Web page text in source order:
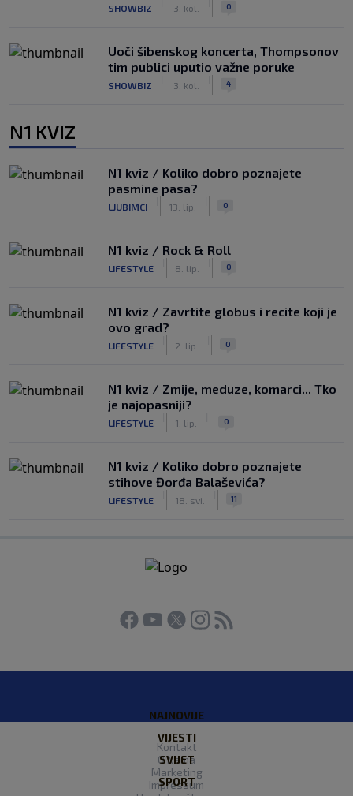
SHOWBIZ 3. kol. 0
Uoči šibenskog koncerta, Thompsonov
tim publici uputio važne poruke
SHOWBIZ 3. kol. 4
N1 KVIZ
N1 kviz / Koliko dobro poznajete
pasmine pasa?
LJUBIMCI 13. lip. 0
N1 kviz / Rock & Roll
LIFESTYLE 8. lip. 0
N1 kviz / Zavrtite globus i recite koji je
ovo grad?
LIFESTYLE 2. lip. 0
N1 kviz / Zmije, meduze, komarci... Tko
je najopasniji?
LIFESTYLE 1. lip. 0
N1 kviz / Koliko dobro poznajete
stihove Đorđa Balaševića?
LIFESTYLE 18. svi. 11
NAJNOVIJE
VIJESTI
SVIJET
SPORT
Kontakt
O Nama
Marketing
Impressum